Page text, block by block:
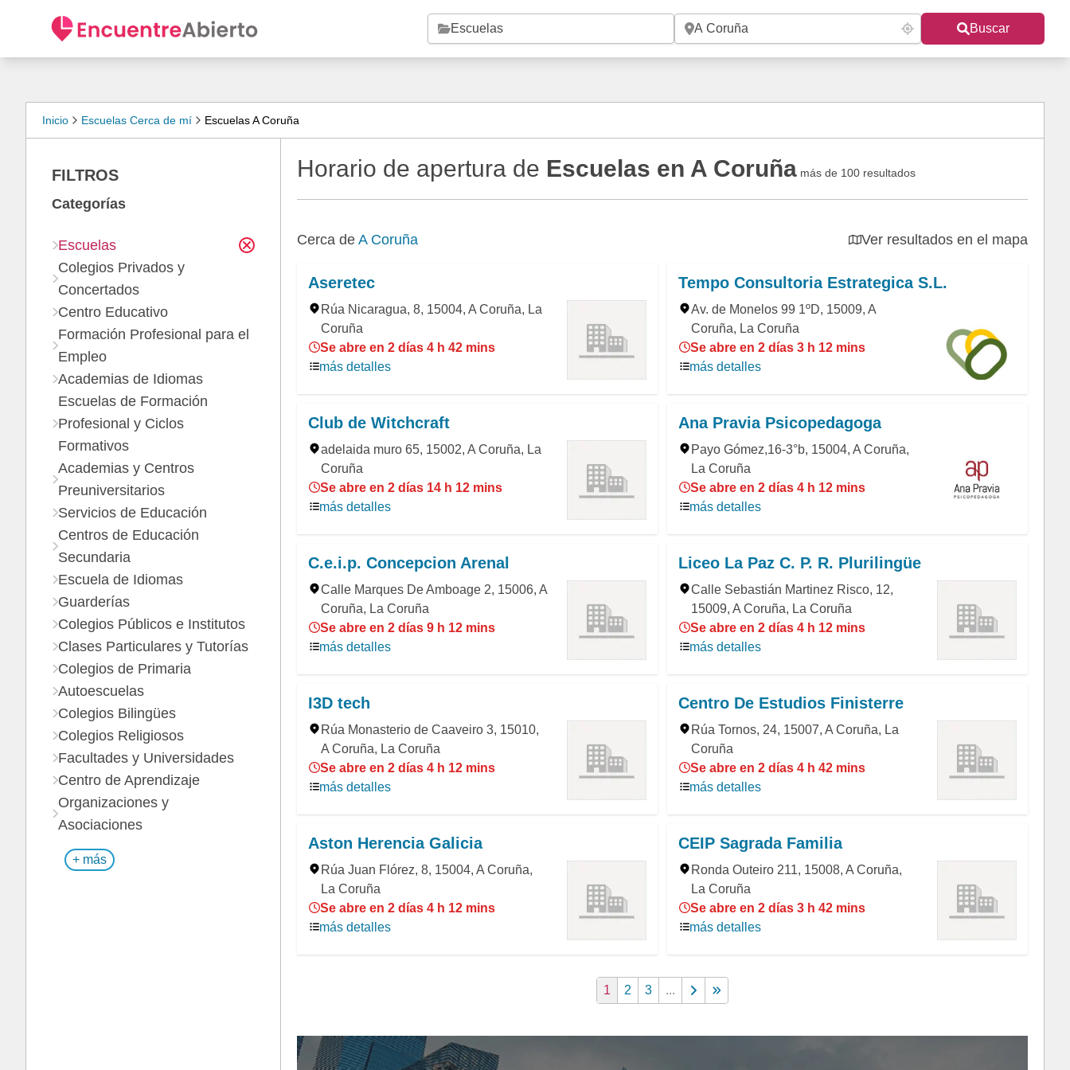
Buscar
Inicio Escuelas Cerca de mí Escuelas A Coruña
Horario de apertura de Escuelas en A Coruña más de 100 resultados
Cerca de A Coruña Ver resultados en el mapa
Aseretec
Rúa Nicaragua, 8, 15004, A Coruña, La
Coruña
Se abre en 2 días 4 h 42 mins
más detalles
Tempo Consultoria Estrategica S.L.
Av. de Monelos 99 1ºD, 15009, A
Coruña, La Coruña
Se abre en 2 días 3 h 12 mins
más detalles
Club de Witchcraft
adelaida muro 65, 15002, A Coruña, La
Coruña
Se abre en 2 días 14 h 12 mins
más detalles
Ana Pravia Psicopedagoga
Payo Gómez,16-3°b, 15004, A Coruña,
La Coruña
Se abre en 2 días 4 h 12 mins
más detalles
C.e.i.p. Concepcion Arenal
Calle Marques De Amboage 2, 15006, A
Coruña, La Coruña
Se abre en 2 días 9 h 12 mins
más detalles
Liceo La Paz C. P. R. Plurilingüe
Calle Sebastián Martinez Risco, 12,
15009, A Coruña, La Coruña
Se abre en 2 días 4 h 12 mins
más detalles
I3D tech
Rúa Monasterio de Caaveiro 3, 15010,
A Coruña, La Coruña
Se abre en 2 días 4 h 12 mins
más detalles
Centro De Estudios Finisterre
Rúa Tornos, 24, 15007, A Coruña, La
Coruña
Se abre en 2 días 4 h 42 mins
más detalles
Aston Herencia Galicia
Rúa Juan Flórez, 8, 15004, A Coruña,
La Coruña
Se abre en 2 días 4 h 12 mins
más detalles
CEIP Sagrada Familia
Ronda Outeiro 211, 15008, A Coruña,
La Coruña
Se abre en 2 días 3 h 42 mins
más detalles
1 2 3 ...
FILTROS
Categorías
Escuelas
Colegios Privados y
Concertados
Centro Educativo
Formación Profesional para el
Empleo
Academias de Idiomas
Escuelas de Formación
Profesional y Ciclos
Formativos
Academias y Centros
Preuniversitarios
Servicios de Educación
Centros de Educación
Secundaria
Escuela de Idiomas
Guarderías
Colegios Públicos e Institutos
Clases Particulares y Tutorías
Colegios de Primaria
Autoescuelas
Colegios Bilingües
Colegios Religiosos
Facultades y Universidades
Centro de Aprendizaje
Organizaciones y
Asociaciones
+ más